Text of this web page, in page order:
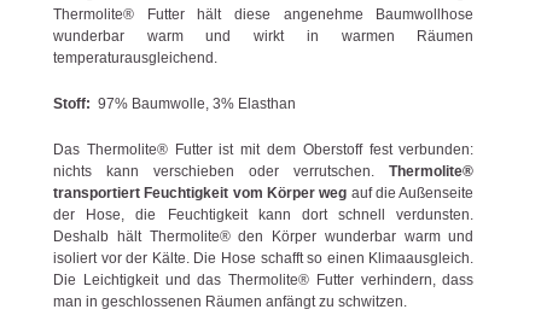
Thermolite® Futter hält diese angenehme Baumwollhose
wunderbar warm und wirkt in warmen Räumen
temperaturausgleichend.
Stoff: 97% Baumwolle, 3% Elasthan
Das Thermolite® Futter ist mit dem Oberstoff fest verbunden:
nichts kann verschieben oder verrutschen.Thermolite®
transportiert Feuchtigkeit vom Körper weg auf die Außenseite
der Hose, die Feuchtigkeit kann dort schnell verdunsten.
Deshalb hält Thermolite® den Körper wunderbar warm und
isoliert vor der Kälte. Die Hose schafft so einen Klimaausgleich.
Die Leichtigkeit und das Thermolite® Futter verhindern, dass
man in geschlossenen Räumen anfängt zu schwitzen.